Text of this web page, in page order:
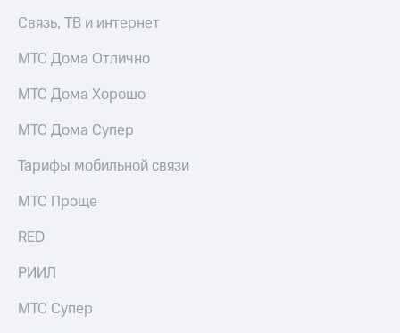
Выберите
ТВ
тарифом
Тарифы
Интернет,
ТВ и телефон
Домашний
интернет
кабинет
спутникового
ТВ
Скачать
приложение
Мой
МТС
Акции
для дома
Premium
Связь, ТВ и интернет
МТС Дома Отлично
МТС Дома Хорошо
МТС Дома Супер
Тарифы мобильной связи
МТС Проще
RED
РИИЛ
МТС Супер